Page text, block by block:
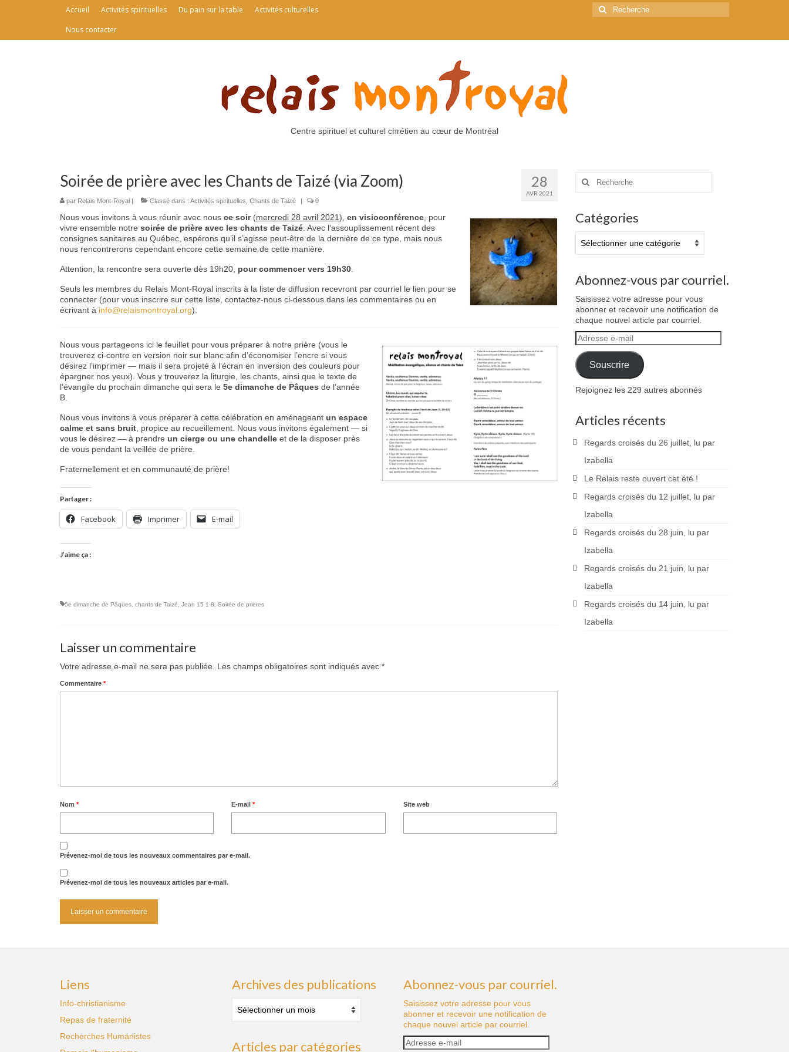
Accueil Activités spirituelles Du pain sur la table
Activités culturelles
Nous contacter
Rechercher
:
Centre spirituel et culturel chrétien au cœur de Montréal
28
AVR 2021
Soirée de prière avec les Chants de Taizé (via Zoom)
par Relais Mont-Royal | Classé dans : Activités spirituelles Chants de Taizé | 0
Nous vous invitons à vous réunir avec nous ce soir(mercredi 28 avril 2021), en visioconférence , pour
vivre ensemble notre soirée de prière avec les chants de Taizé . Avec l’assouplissement récent des
consignes sanitaires au Québec, espérons qu’il s’agisse peut-être de la dernière de ce type, mais nous
nous rencontrerons cependant encore cette semaine de cette manière.
Attention, la rencontre sera ouverte dès 19h20, pour commencer vers 19h30
Seuls les membres du Relais Mont-Royal inscrits à la liste de diffusion recevront par courriel le lien pour se
connecter (pour vous inscrire sur cette liste, contactez-nous ci-dessous dans les commentaires ou en
écrivant à info@relaismontroyal.org).
Nous vous partageons ici le feuillet pour vous préparer à notre prière (vous le
trouverez ci-contre en version noir sur blanc afin d’économiser l’encre si vous
désirez l’imprimer — mais il sera projeté à l’écran en inversion des couleurs pour
épargner nos yeux). Vous y trouverez la liturgie, les chants, ainsi que le texte de
l’évangile du prochain dimanche qui sera le 5e dimanche de Pâques de l’année
B.
Nous vous invitons à vous préparer à cette célébration en aménageant un espace
calme et sans bruit , propice au recueillement. Nous vous invitons également — si
vous le désirez — à prendre un cierge ou une chandelle et de la disposer près
de vous pendant la veillée de prière.
Fraternellement et en communauté de prière!
Partager :
Facebook Imprimer E-mail
J’aime ça :
5e dimanche de Pâques, chants de Taizé, Jean 15 1-8, Soirée de prières
Laisser un commentaire
Votre adresse e-mail ne sera pas publiée. Les champs obligatoires sont indiqués avec *
Commentaire *
Nom * E-mail* Site web
Prévenez-moi de tous les nouveaux commentaires par e-mail.
Prévenez-moi de tous les nouveaux articles par e-mail.
Rechercher
Catégories
Abonnez-vous par courriel.
Saisissez votre adresse pour vous
abonner et recevoir une notification de
chaque nouvel article par courriel.
Adresse
e-
mail
Souscrire
Rejoignez les 229 autres abonnés
Articles récents
Regards croisés du 26 juillet, lu par
Izabella
Le Relais reste ouvert cet été !
Regards croisés du 12 juillet, lu par
Izabella
Regards croisés du 28 juin, lu par
Izabella
Regards croisés du 21 juin, lu par
Izabella
Regards croisés du 14 juin, lu par
Izabella
Liens
Info-christianisme
Repas de fraternité
Recherches Humanistes
Archives des publications
des
publications
Articles par catégories
Abonnez-vous par courriel.
Saisissez votre adresse pour vous
abonner et recevoir une notification de
chaque nouvel article par courriel.
Adresse